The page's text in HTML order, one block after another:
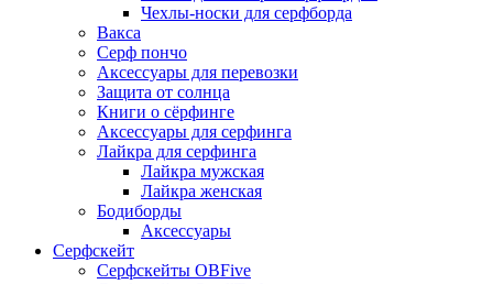
Чехлы-носки для серфборда
Вакса
Серф пончо
Аксессуары для перевозки
Защита от солнца
Книги о сёрфинге
Аксессуары для серфинга
Лайкра для серфинга
Лайкра мужская
Лайкра женская
Бодиборды
Аксессуары
Серфскейт
Серфскейты OBFive